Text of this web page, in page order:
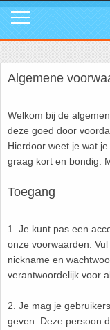
Algemene
Welkom bij de
deze goed door
Hierdoor weet je wat
graag kort en bondig.
Toegang
1. Je kunt pas een
onze voorwaarden.
nickname en
verantwoordelijk voor
2. Je mag je
geven. Deze persoon
Mavo
Mavo4: Hoofdstuk 1:
Mavo4: Hoofdstuk 3:
Mavo4: Hoofdstuk 4:
Mavo4: Hoofdstuk 5:
Mavo4: Hoofdstuk 6:
Mavo4: Hoofdstuk 7:
Mavo4: Hoofdstuk
Calculators
Geogebra
WolframAlpha
1. ABC Formule
2. Cosinusregel
3. De Gulden Snede
4. De normale
5. Differentiëren -
6. Driehoek van
7. Fibonacci
8. Het getal nul
In de media
Instagram
Facebook
LinkedIn
Youtube
Mail ons
Promo video
Download poster
Review ons
Privacy
Toppers
Over deze site
Promotie
Instagram
Tik Tok
Facebook
LinkedIn
Youtube